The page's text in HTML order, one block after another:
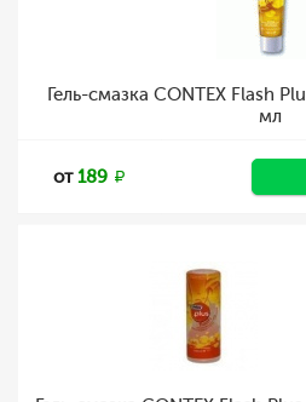
Гель-смазка CONTEX Flash
мл
от189